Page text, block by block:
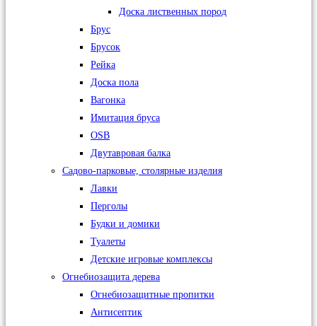
Доска лиственных пород
Брус
Брусок
Рейка
Доска пола
Вагонка
Имитация бруса
OSB
Двутавровая балка
Садово-парковые, столярные изделия
Лавки
Перголы
Будки и домики
Туалеты
Детские игровые комплексы
Огнебиозащита дерева
Огнебиозащитные пропитки
Антисептик